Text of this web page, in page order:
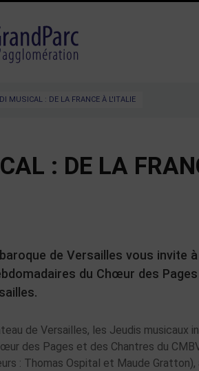
MUSICAL : DE LA FRANCE À L'ITALIE
: DE LA
de Versailles vous invite
du Chœur des
de Versailles, les Jeudis musicaux
des Pages et des Chantres du
: Thomas Ospital et Maude